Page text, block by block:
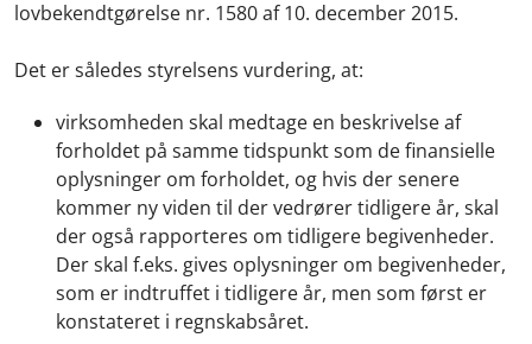
lovbekendtgørelse nr. 1580 af 10. december 2015.
Det er således styrelsens vurdering, at:
virksomheden skal medtage en beskrivelse af
forholdet på samme tidspunkt som de finansielle
oplysninger om forholdet, og hvis der senere
kommer ny viden til der vedrører tidligere år, skal
der også rapporteres om tidligere begivenheder.
Der skal f.eks. gives oplysninger om begivenheder,
som er indtruffet i tidligere år, men som først er
konstateret i regnskabsåret.